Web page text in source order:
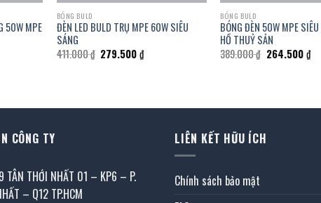
50W MPE
BÓNG BULD
ĐÈN LED BULD TRỤ MPE 60W SIÊU
SÁNG
411.000₫ Giá
gốc
279.500₫Giá
BÓNG BULD
BÓNG ĐÈN 50W MPE
HỒ THUỶ SẢN
389.000₫ Giá
gốc
264.500₫Giá
hiện
CÔNG TY
TÂN THỚI NHẤT 01 – KP6 – P.
– Q12 TP.HCM
LIÊN KẾT HỮU ÍCH
Chính sách bảo mật